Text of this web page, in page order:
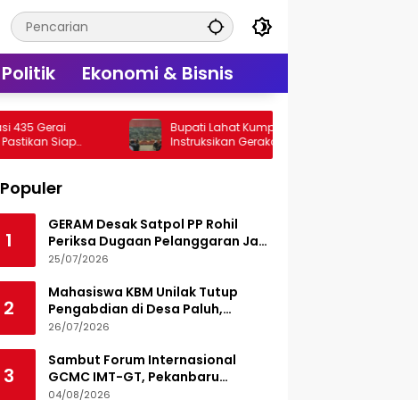
Politik Ekonomi & Bisnis
Bupati Lahat Kumpulkan RT/RW,
Instruksikan Gerakan Jumat Bersih
Cegah Banjir
Populer
1
GERAM Desak Satpol PP Rohil
Periksa Dugaan Pelanggaran Jam
Operasional Hiburan Malam
25/07/2026
2
Mahasiswa KBM Unilak Tutup
Pengabdian di Desa Paluh,
Tinggalkan Jejak Edukasi Hukum
26/07/2026
3
Sambut Forum Internasional
GCMC IMT-GT, Pekanbaru
Matangkan Seluruh Persiapan
04/08/2026